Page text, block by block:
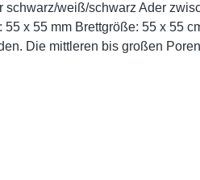
weiß/schwarz Ader